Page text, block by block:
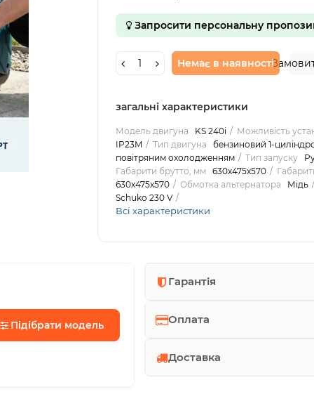
Запросити персональну
Немає в наявності
загальні характеристики
Модель двигуна KS 240i
Можливість
IP23M
Тип двигуна
бензиновий 1-
повітряним охолодженням
Тип запуску
Габарити брутто, мм
630х475х570
630х475х570
Обмотка альтернатора Мідь
Schuko 230 V
Всі характеристики
Підібрати модель
Гарантія
Оплата
Доставка